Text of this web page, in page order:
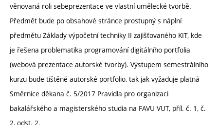
věnovaná roli sebeprezentace ve vlastní umělecké tvorbě.
Předmět bude po obsahové stránce prostupný s náplní
předmětu Základy výpočetní techniky II zajišťovaného KIT, kde
je řešena problematika programování digitálního portfolia
(webová prezentace autorské tvorby). Výstupem semestrálního
kurzu bude tištěné autorské portfolio, tak jak vyžaduje platná
Směrnice děkana č. 5/2017 Pravidla pro organizaci
bakalářského a magisterského studia na FAVU VUT, příl. č. 1, č.
2, odst. 2.